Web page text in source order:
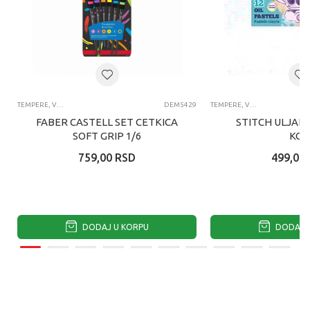
DEM5429
FABER CASTELL SET CETKICA
SOFT GRIP 1/6
759,00 RSD
DODAJ U KORPU
STITCH
499,00
DODAJ